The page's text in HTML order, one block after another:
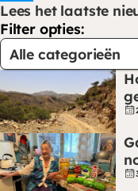
Lees het laatste
Filter opties:
Alle categorieën